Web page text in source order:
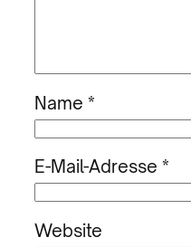
Name *
E-Mail-Adresse *
Website